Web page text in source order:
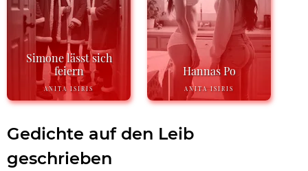
Simone lässt sich
feiern
ANITA ISIRIS
Hannas Po
ANITA ISIRIS
Gedichte auf den Leib
geschrieben